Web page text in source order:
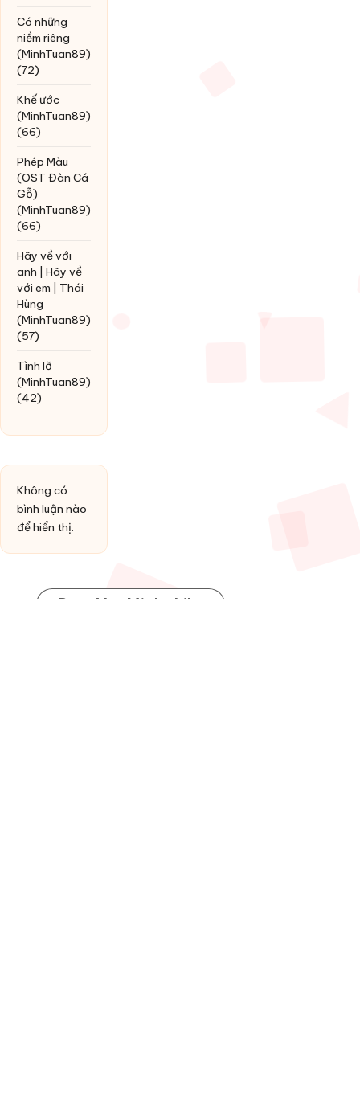
Có những
niềm riêng
(MinhTuan89)
(72)
Khế ước
(MinhTuan89)
(66)
Phép Màu
(OST Đàn Cá
Gỗ)
(MinhTuan89)
(66)
Hãy về với
anh | Hãy về
với em | Thái
Hùng
(MinhTuan89)
(57)
Tình lỡ
(MinhTuan89)
(42)
Không có
bình luận nào
để hiển thị.
Post You Might Like